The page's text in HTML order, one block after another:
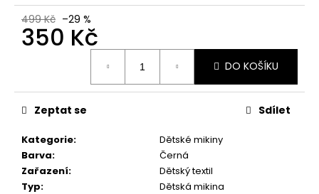
499 Kč –29 %
350 Kč
DO KOŠÍKU
Kategorie:
Dětské mikiny
Barva:
Černá
Zařazení:
Dětský textil
Typ:
Dětská mikina
Zeptat se Sdílet
e
m
e